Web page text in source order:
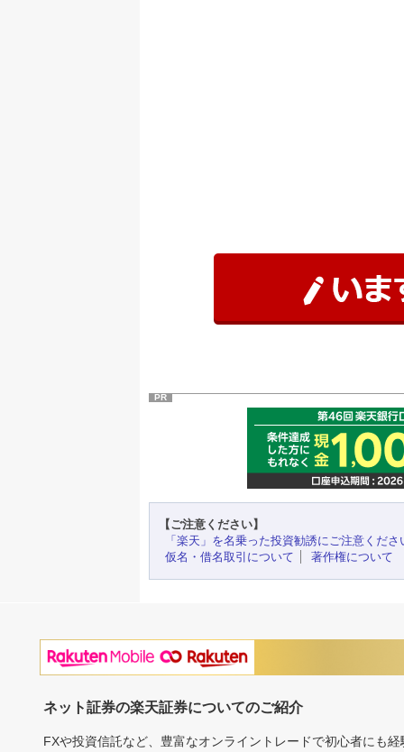
PR
【ご注意ください】
「楽天」を名乗った投資勧誘にご注意くださ
仮名・借名取引について
著作権について
ネット証券の楽天証券についてのご紹介
FXや投資信託など、豊富なオンライントレードで初心者にも